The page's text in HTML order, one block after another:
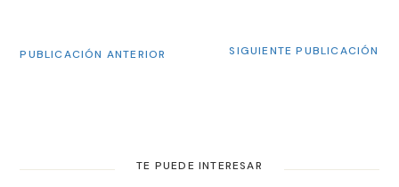
PUBLICACIÓN ANTERIOR SIGUIENTE PUBLICACIÓN
TE PUEDE INTERESAR